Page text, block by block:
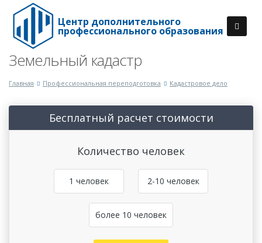
Центр дополнительного
профессионального образования
Земельный кадастр
Главная Профессиональная переподготовка Кадастровое дело
Бесплатный расчет стоимости
Количество человек
1 человек 2-10 человек
более 10 человек